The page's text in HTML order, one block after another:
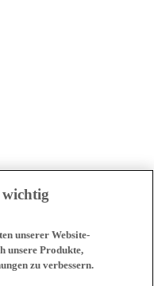
wichtig
unserer Website-
unsere Produkte,
zu verbessern.